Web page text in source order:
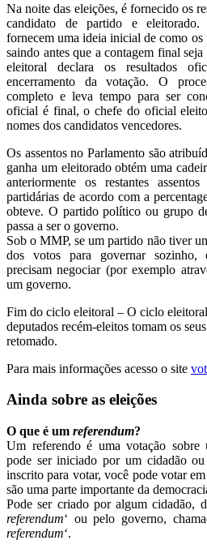
Na noite das eleições, é fornecido os
candidato de partido e eleitorado.
fornecem uma ideia inicial de como os
saindo antes que a contagem final
eleitoral declara os resultados
encerramento da votação. O
completo e leva tempo para ser
oficial é final, o chefe do oficial
nomes dos candidatos vencedores.
Os assentos no Parlamento são
ganha um eleitorado obtém uma
anteriormente os restantes
partidárias de acordo com a
obteve. O partido político ou grupo
passa a ser o governo.
Sob o MMP, se um partido não tiver
dos votos para governar sozinho,
precisam negociar (por exemplo
um governo.
Fim do ciclo eleitoral – O ciclo
deputados recém-eleitos tomam os
retomado.
Para mais informações acesso o site
Ainda sobre as eleições
O que é um referendum?
Um referendo é uma votação sobre
pode ser iniciado por um cidadão
inscrito para votar, você pode votar
são uma parte importante da
Pode ser criado por algum cidadão,
referendum‘ ou pelo governo,
referendum‘.